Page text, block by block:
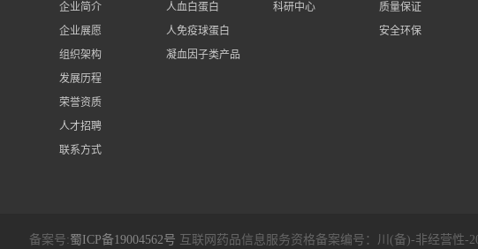
企业简介
企业展愿
组织架构
发展历程
荣誉资质
人才招聘
联系方式
人血白蛋白
人免疫球蛋白
凝血因子类产品
科研中心
质量保证
安全环保
备案号:蜀ICP备19004562号 互联网药品信息服务资格备案编号：川(备)-非经营性-